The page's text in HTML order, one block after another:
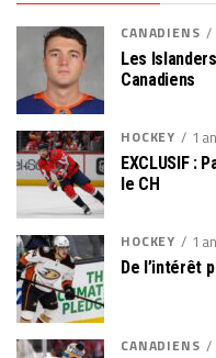
CANADIENS
Les
Canadiens
HOCKEY 1
EXCLUSIF :
le CH
HOCKEY 1
De l’intérêt
CANADIENS